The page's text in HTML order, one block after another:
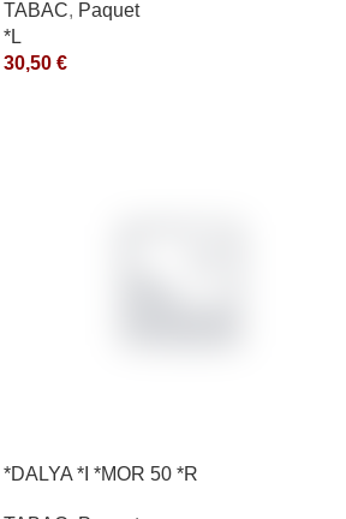
TABAC, Paquet
*L
30,50 €
*DALYA *I *MOR 50 *R